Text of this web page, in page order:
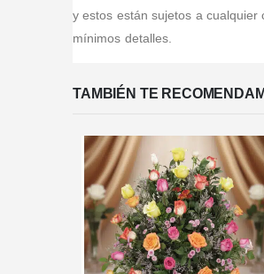
y estos están sujetos a
mínimos detalles.
TAMBIÉN TE